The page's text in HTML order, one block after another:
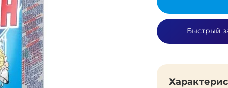
Быстрый